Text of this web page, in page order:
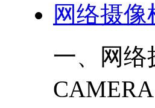
网络摄
一、网络